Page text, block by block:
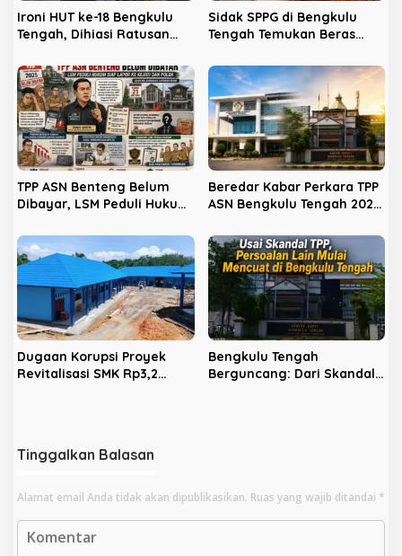
Ironi HUT ke-18 Bengkulu
Tengah, Dihiasi Ratusan
Para Kades Tak Hadir?
Sidak SPPG di Bengkulu
Tengah Temukan Beras
Dibuang Bebas ke Kebun
Sawit
TPP ASN Benteng Belum
Dibayar, LSM Peduli Hukum
Polda
Beredar Kabar Perkara TPP
ASN Bengkulu Tengah 2025
Faktanya
Dugaan Korupsi Proyek
Revitalisasi SMK Rp3,2
Bengkulu Tengah
Berguncang: Dari Skandal
Tinggalkan Balasan
Alamat email Anda tidak akan dipublikasikan. Ruas yang wajib ditandai *